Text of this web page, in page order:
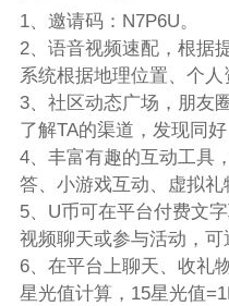
1、邀请码：N7P6U。
2、语音视频速配，根据
系统根据地理位置、个人
3、社区动态广场，朋友
了解TA的渠道，发现同
4、丰富有趣的互动工具
答、小游戏互动、虚拟礼
5、U币可在平台付费文
视频聊天或参与活动，可
6、在平台上聊天、收礼
星光值计算，15星光值